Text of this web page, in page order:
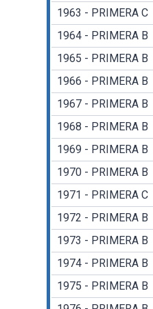
1963 - PRIMERA C
1964 - PRIMERA B
1965 - PRIMERA B
1966 - PRIMERA B
1967 - PRIMERA B
1968 - PRIMERA B
1969 - PRIMERA B
1970 - PRIMERA B
1971 - PRIMERA C
1972 - PRIMERA B
1973 - PRIMERA B
1974 - PRIMERA B
1975 - PRIMERA B